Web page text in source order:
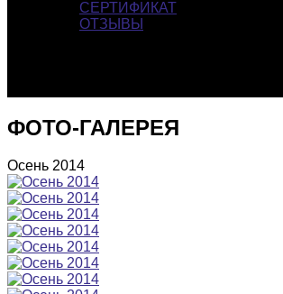
СЕРТИФИКАТ
ОТЗЫВЫ
ФОТО-ГАЛЕРЕЯ
Осень 2014